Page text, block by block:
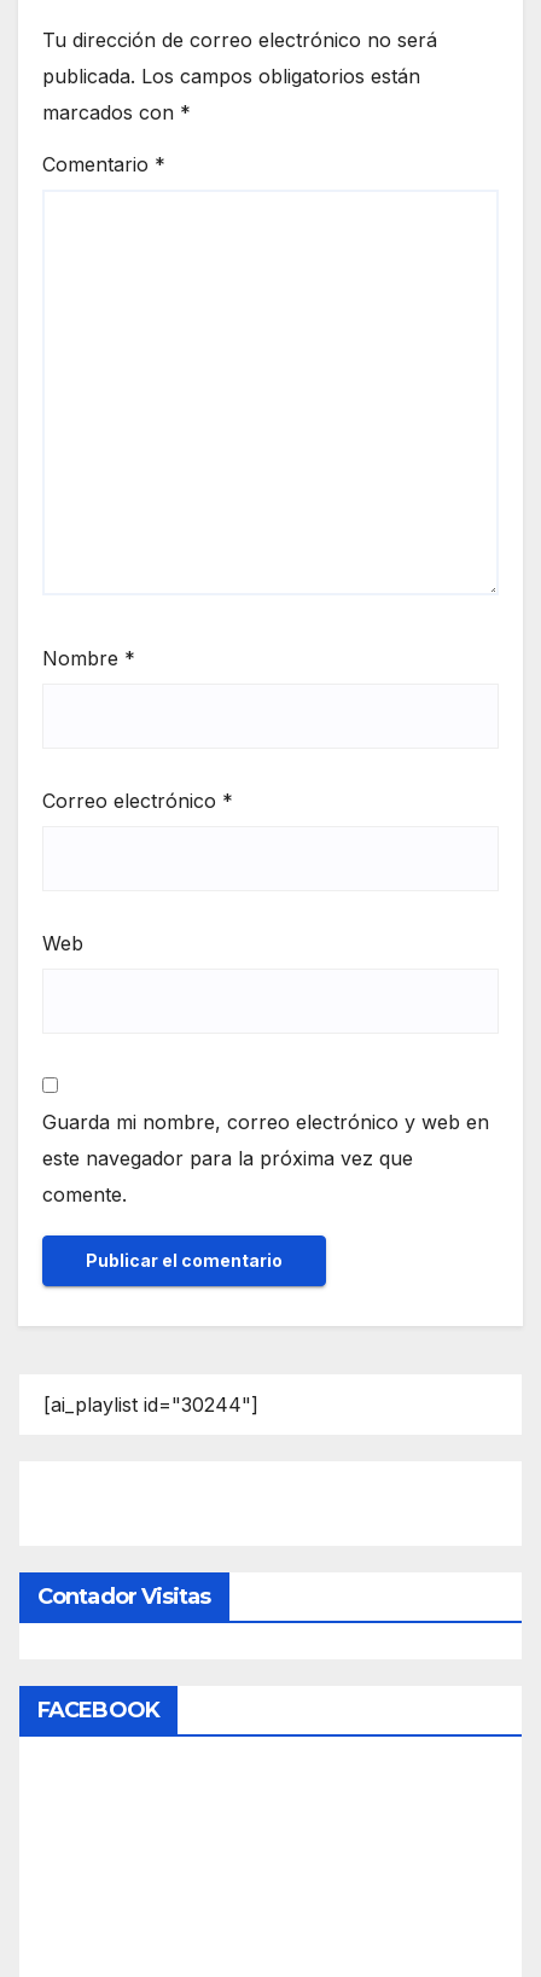
Tu dirección de correo electrónico no será
publicada. Los campos obligatorios están
marcados con *
Comentario *
Nombre *
Correo electrónico *
Web
Guarda mi nombre, correo electrónico y web en
este navegador para la próxima vez que
comente.
[ai_playlist id="30244"]
Contador Visitas
FACEBOOK